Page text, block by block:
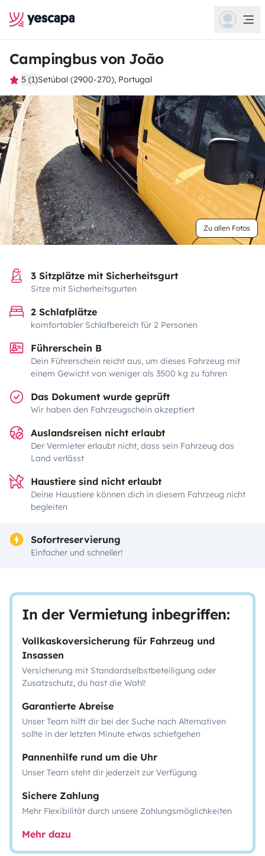
Campingbus von João
5 (1)Setúbal (2900-270), Portugal
Zu allen Fotos
3 Sitzplätze mit Sicherheitsgurt
Sitze mit Sicherheitsgurten
2 Schlafplätze
komfortabler Schlafbereich für 2 Personen
Führerschein B
Dein Führerschein reicht aus, um dieses Fahrzeug mit
einem Gewicht von weniger als 3500 kg zu fahren
Das Dokument wurde geprüft
Wir haben den Fahrzeugschein akzeptiert
Auslandsreisen nicht erlaubt
Der Vermieter erlaubt nicht, dass sein Fahrzeug das
Land verlässt
Haustiere sind nicht erlaubt
Deine Haustiere können dich in diesem Fahrzeug nicht
begleiten
Sofortreservierung
Einfacher und schneller!
In der Vermietung inbegriffen:
Vollkaskoversicherung für Fahrzeug und
Insassen
Versicherung mit Standardselbstbeteiligung oder
Zusatzschutz, du hast die Wahl!
Garantierte Abreise
Unser Team hilft dir bei der Suche nach Alternativen
sollte in der letzten Minute etwas schiefgehen
Pannenhilfe rund um die Uhr
Unser Team steht dir jederzeit zur Verfügung
Sichere Zahlung
Mehr Flexibilität durch unsere Zahlungsmöglichkeiten
Mehr dazu